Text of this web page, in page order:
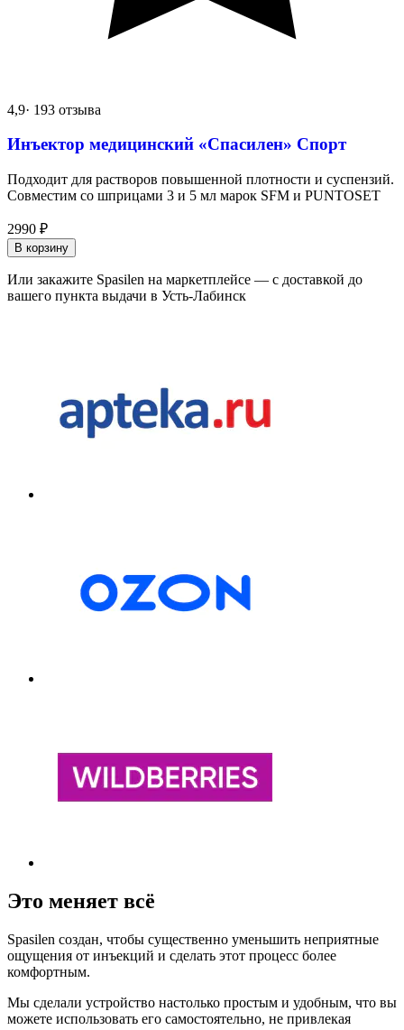
4,9· 193 отзыва
Инъектор медицинский «Спасилен» Спорт
Подходит для растворов повышенной плотности и суспензий.
Совместим со шприцами 3 и 5 мл марок SFM и PUNTOSET
2990 ₽
В корзину
Или закажите Spasilen на маркетплейсе — с доставкой до
вашего пункта выдачи в Усть-Лабинск
Это меняет всё
Spasilen создан, чтобы существенно уменьшить неприятные
ощущения от инъекций и сделать этот процесс более
комфортным.
Мы сделали устройство настолько простым и удобным, что вы
можете использовать его самостоятельно, не привлекая